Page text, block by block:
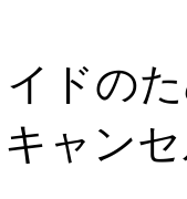
ドの
ャン